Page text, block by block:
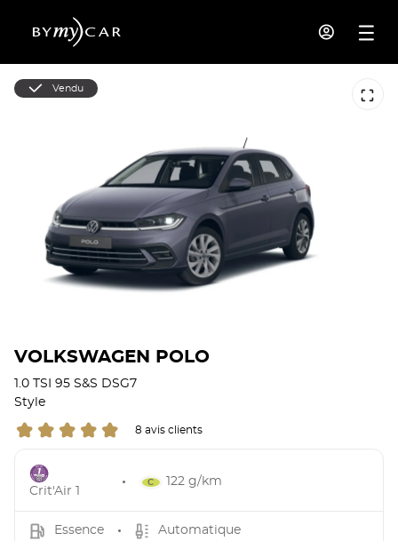
Vendu
VOLKSWAGEN POLO
1.0 TSI 95 S&S DSG7
Style
8 avis clients
Crit'Air 1
122 g/km
Essence Automatique